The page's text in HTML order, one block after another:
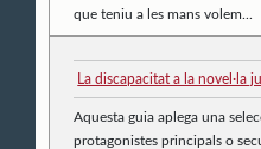
que teniu a les mans volem...
La discapacitat a la novel·la
Aquesta guia aplega una
protagonistes principals o